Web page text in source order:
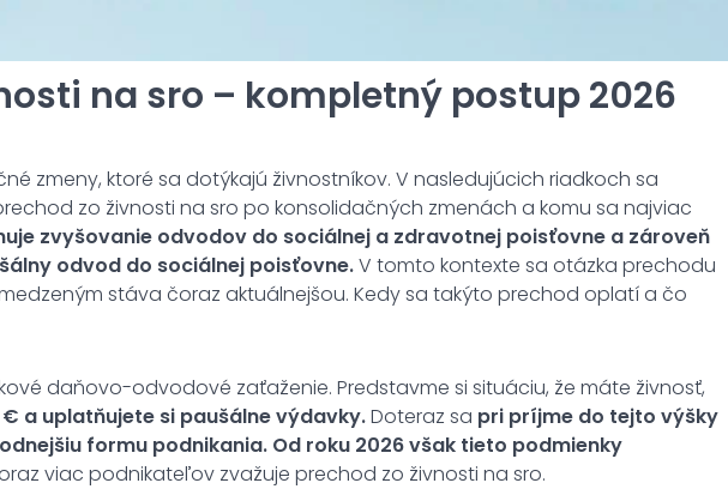
na sro – kompletný postup 2026
zmeny, ktoré sa dotýkajú živnostníkov. V nasledujúcich riadkoch sa
zo živnosti na sro po konsolidačných zmenách a komu sa najviac
zvyšovanie odvodov do sociálnej a zdravotnej poisťovne a zároveň
odvod do sociálnej poisťovne.V tomto kontexte sa otázka prechodu
stáva čoraz aktuálnejšou. Kedy sa takýto prechod oplatí a čo
daňovo-odvodové zaťaženie. Predstavme si situáciu, že máte živnosť,
a uplatňujete si paušálne výdavky.Doteraz sa pri príjme do tejto výšky
formu podnikania. Od roku 2026 však tieto podmienky
viac podnikateľov zvažuje prechod zo živnosti na sro.